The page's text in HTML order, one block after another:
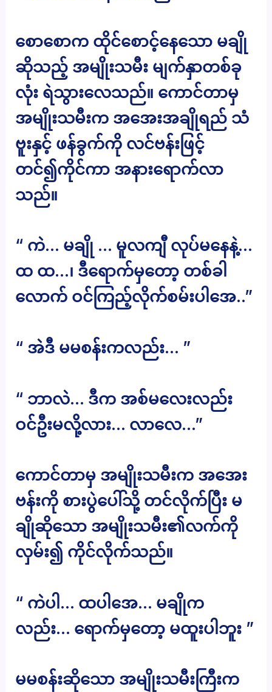
စောစောက ထိုင်စောင့်နေသော မချို
ဆိုသည့် အမျိုးသမီး မျက်နှာတစ်ခု
လုံး ရဲသွားလေသည်။ ကောင်တာမှ
အမျိုးသမီးက အအေးအချိုရည် သံ
ဗူးနှင့် ဖန်ခွက်ကို လင်ဗန်းဖြင့်
တင်၍ကိုင်ကာ အနားရောက်လာ
သည်။
“ ကဲ… မချို … မူလကျီ လုပ်မနေနဲ့…
ထ ထ…၊ ဒီရောက်မှတော့ တစ်ခါ
လောက် ဝင်ကြည့်လိုက်စမ်းပါအေ..”
“ အဲဒီ မမစန်းကလည်း… ”
“ ဘာလဲ… ဒီက အစ်မလေးလည်း
ဝင်ဦးမလို့လား… လာလေ…”
ကောင်တာမှ အမျိုးသမီးက အအေး
ဗန်းကို စားပွဲပေါ်သို့ တင်လိုက်ပြီး မ
ချိုဆိုသော အမျိုးသမီး၏လက်ကို
လှမ်း၍ ကိုင်လိုက်သည်။
“ ကဲပါ… ထပါအေ… မချိုက
လည်း… ရောက်မှတော့ မထူးပါဘူး ”
မမစန်းဆိုသော အမျိုးသမီးကြီးက